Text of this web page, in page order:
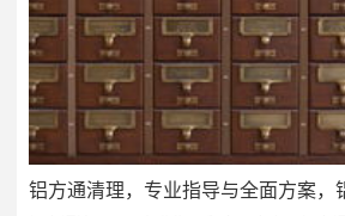
铝方通清理，专业指导与全面方案，